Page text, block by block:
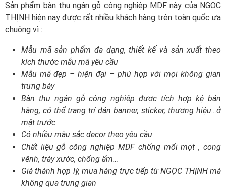
Sản phẩm bàn thu ngân gỗ công nghiệp MDF này của NGỌC
THỊNH hiện nay được rất nhiều khách hàng trên toàn quốc ưa
chuộng vì :
Mẫu mã sản phẩm đa dạng, thiết kế và sản xuất theo
kích thước mẫu mã yêu cầu
Mẫu mã đẹp – hiện đại – phù hợp với mọi không gian
trưng bày
Bàn thu ngân gỗ công nghiệp được tích hợp kệ bán
hàng, có thể trang trí dán banner, sticker, thương hiệu…ở
mặt trước
Có nhiều màu sắc decor theo yêu cầu
Chất liệu gỗ công nghiệp MDF chống mối mọt , cong
vênh, trày xước, chống ẩm…
Giá thành hợp lý, mua hàng trực tiếp từ NGỌC THỊNH mà
không qua trung gian